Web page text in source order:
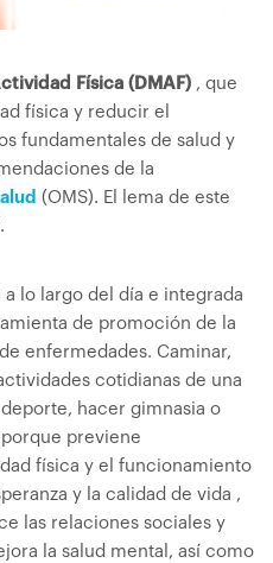
Física (DMAF) , que
física y reducir el
fundamentales de salud y
de la
(OMS). El lema de este
lo largo del día e integrada
de promoción de la
enfermedades. Caminar,
cotidianas de una
hacer gimnasia o
previene
física y el funcionamiento
y la calidad de vida ,
las relaciones sociales y
la salud mental, así como